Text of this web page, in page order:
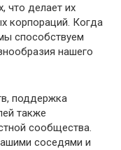
что делает их
корпораций. Когда
способствуем
нашего
поддержка
также
сообщества.
соседями и